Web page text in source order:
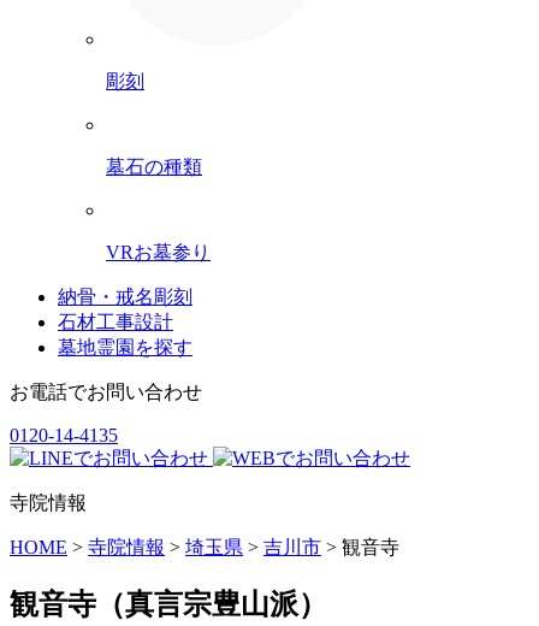
彫刻
墓石の種類
VRお墓参り
納骨・戒名彫刻
石材工事設計
墓地霊園を探す
お電話でお問い合わせ
0120-14-4135
寺院情報
HOME > 寺院情報 > 埼玉県 > 吉川市 > 観音寺
観音寺 （真言宗豊山派）